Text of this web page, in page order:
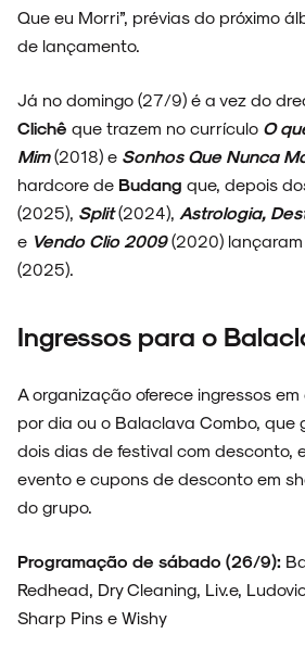
ESPECIAIS
Que eu Morri”, prévias do próximo
de lançamento.
Já no domingo (27/9) é a vez do
Clichê que trazem no currículo O
Mim(2018) e Sonhos Que Nunca
hardcore de Budang que, depois
(2025), Split(2024), Astrologia,
e Vendo Clio 2009(2020) lançaram
(2025).
Ingressos para o
A organização oferece ingressos
por dia ou o Balaclava Combo,
dois dias de festival com desconto,
evento e cupons de desconto em
do grupo.
Programação de sábado (26/9):
Redhead, Dry Cleaning, Liv.e,
Sharp Pins e Wishy